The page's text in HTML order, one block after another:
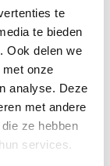
te
te bieden
Ook delen we
onze
analyse. Deze
met andere
ze hebben
services.
op de centimeter
en geen